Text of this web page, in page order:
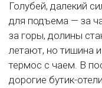
Голубей, далекий
для подъема — за
за горы, долины
летают, но тишина
термос с чаем. В
дорогие бутик-